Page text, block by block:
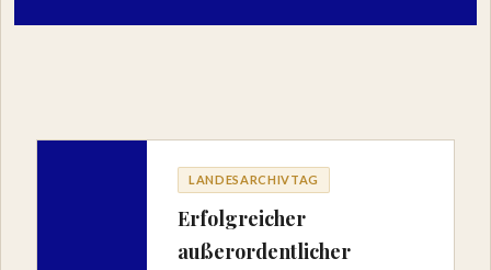
LANDESARCHIVTAG
Erfolgreicher
außerordentlicher